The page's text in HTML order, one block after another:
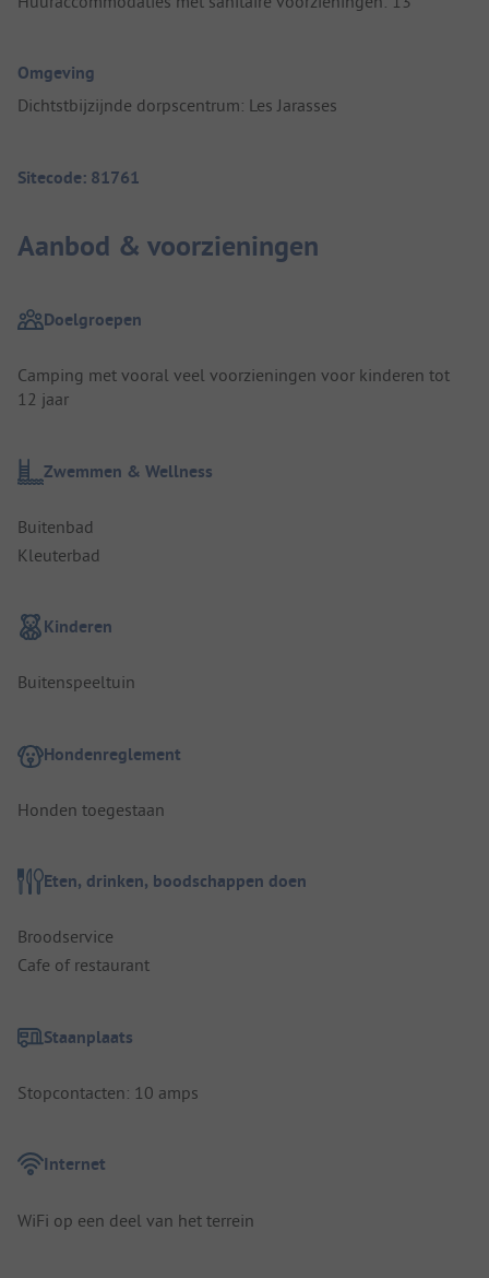
Omgeving
Dichtstbijzijnde dorpscentrum: Les Jarasses
Sitecode: 81761
Aanbod & voorzieningen
Doelgroepen
Camping met vooral veel voorzieningen voor kinderen tot
12 jaar
Zwemmen & Wellness
Buitenbad
Kleuterbad
Kinderen
Buitenspeeltuin
Hondenreglement
Honden toegestaan
Eten, drinken, boodschappen doen
Broodservice
Cafe of restaurant
Staanplaats
Stopcontacten: 10 amps
Internet
WiFi op een deel van het terrein